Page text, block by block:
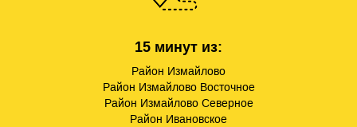
15 минут из:
Район Измайлово
Район Измайлово Восточное
Район Измайлово Северное
Район Ивановское